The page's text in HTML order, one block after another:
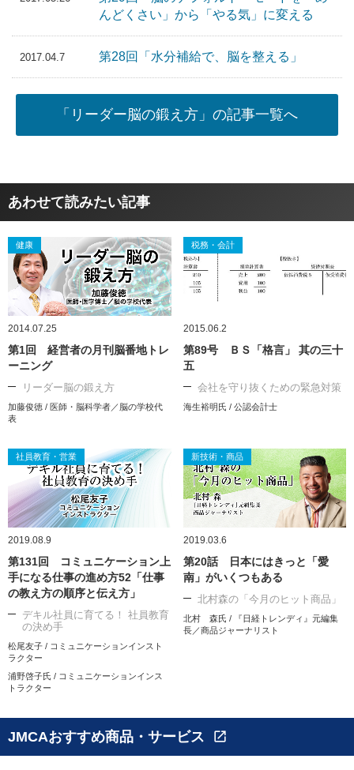
んどくさい」から「やる気」に変える
2017.04.7 第28回「水分補給で、脳を整える」
「リーダー脳の鍛え方」の記事一覧へ
あわせて読みたい記事
健康
2014.07.25
第1回 経営者の月刊脳番地トレ
ーニング
リーダー脳の鍛え方
加藤俊徳 / 医師・脳科学者／脳の学校代
表
税務・会計
2015.06.2
第89号 ＢＳ「格言」 其の三十
五
会社を守り抜くための緊急対策
海生裕明氏 / 公認会計士
社員教育・営業
2019.08.9
第131回 コミュニケーション上
手になる仕事の進め方52「仕事
の教え方の順序と伝え方」
デキル社員に育てる！ 社員教育
の決め手
松尾友子 / コミュニケーションインスト
ラクター
浦野啓子氏 / コミュニケーションインス
トラクター
新技術・商品
2019.03.6
第20話 日本にはきっと「愛
南」がいくつもある
北村森の「今月のヒット商品」
北村 森氏 / 『日経トレンディ』元編集
長／商品ジャーナリスト
JMCAおすすめ商品・サービス open_in_new